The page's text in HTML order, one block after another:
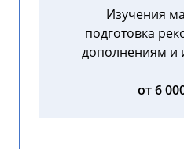
Изучения
подготовка
дополнениям и
от 6